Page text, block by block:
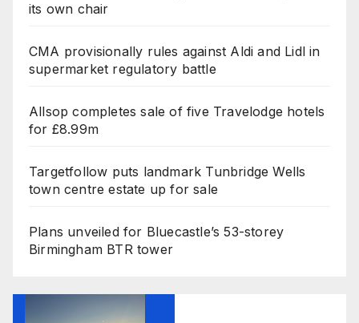
its own chair
CMA provisionally rules against Aldi and Lidl in
supermarket regulatory battle
Allsop completes sale of five Travelodge hotels
for £8.99m
Targetfollow puts landmark Tunbridge Wells
town centre estate up for sale
Plans unveiled for Bluecastle’s 53-storey
Birmingham BTR tower